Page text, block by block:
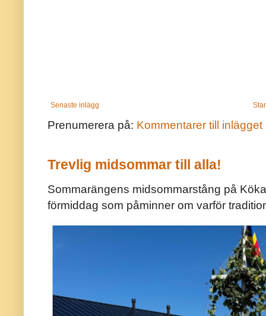
Senaste inlägg
Prenumerera på: Kommentarer till inlägget
Trevlig midsommar till alla!
Sommarängens midsommarstång på
förmiddag som påminner om varför